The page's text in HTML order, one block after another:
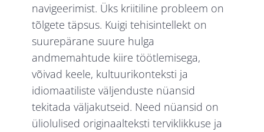
navigeerimist. Üks kriitiline probleem on
tõlgete täpsus. Kuigi tehisintellekt on
suurepärane suure hulga
andmemahtude kiire töötlemisega,
võivad keele, kultuurikonteksti ja
idiomaatiliste väljenduste nüansid
tekitada väljakutseid. Need nüansid on
üliolulised originaalteksti terviklikkuse ja